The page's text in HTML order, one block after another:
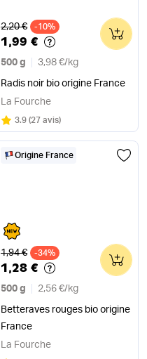
Ancien prix
2,20 € -10%
1,99 €
500 g 3,98 €/ kg
Radis noir bio origine France
0
La Fourche
Note
3.9 sur 5
(27 avis)
Origine France
Ancien prix
1,94 € -34%
1,28 €
500 g 2,56 €/ kg
Betteraves rouges bio origine
France
0
La Fourche